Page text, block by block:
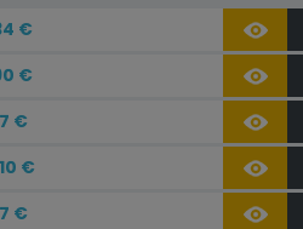
€
€
€
€
€